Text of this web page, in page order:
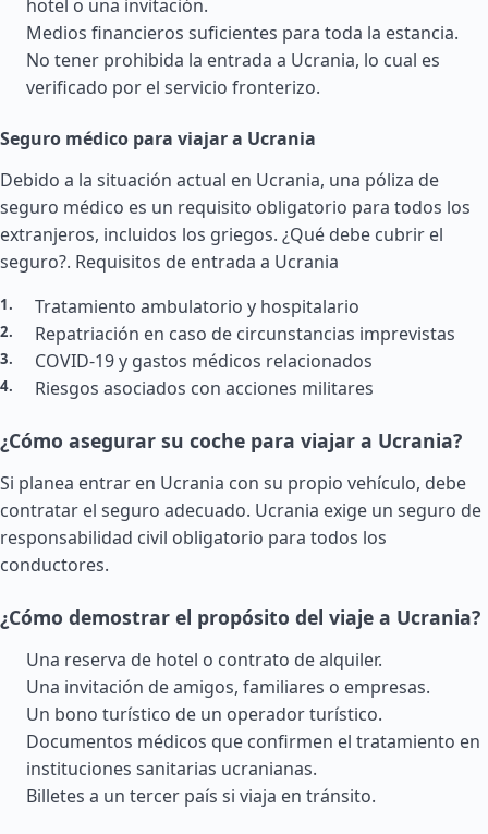
hotel o una invitación.
Medios financieros suficientes para toda la estancia.
No tener prohibida la entrada a Ucrania, lo cual es
verificado por el servicio fronterizo.
Seguro médico para viajar a Ucrania
Debido a la situación actual en Ucrania, una póliza de
seguro médico es un requisito obligatorio para todos los
extranjeros, incluidos los griegos. ¿Qué debe cubrir el
seguro?. Requisitos de entrada a Ucrania
Tratamiento ambulatorio y hospitalario
Repatriación en caso de circunstancias imprevistas
COVID-19 y gastos médicos relacionados
Riesgos asociados con acciones militares
¿Cómo asegurar su coche para viajar a Ucrania?
Si planea entrar en Ucrania con su propio vehículo, debe
contratar el seguro adecuado. Ucrania exige un seguro de
responsabilidad civil obligatorio para todos los
conductores.
¿Cómo demostrar el propósito del viaje a Ucrania?
Una reserva de hotel o contrato de alquiler.
Una invitación de amigos, familiares o empresas.
Un bono turístico de un operador turístico.
Documentos médicos que confirmen el tratamiento en
instituciones sanitarias ucranianas.
Billetes a un tercer país si viaja en tránsito.